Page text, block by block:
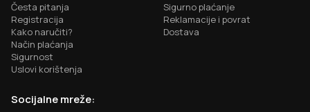
Česta pitanja
Registracija
Kako naručiti?
Način plaćanja
Sigurnost
Uslovi korištenja
Sigurno plaćanje
Reklamacije i povrat
Dostava
Socijalne mreže: